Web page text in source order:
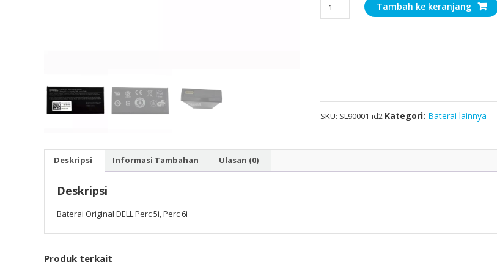
Baterai
6i
Tambah ke keranjang
SKU: SL90001-id2 Kategori: Baterai lainnya
Deskripsi Informasi Tambahan Ulasan (0)
Deskripsi
Baterai Original DELL Perc 5i, Perc 6i
Produk terkait